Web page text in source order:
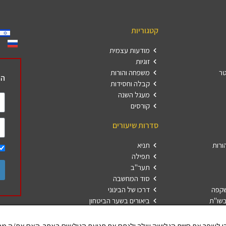
קטגוריות
מודעות עצמית
זוגיות
משפחה והורות
קבלה וחסידות
מעגל השנה
קורסים
סדרות שיעורים
תניא
תפילה
תער"ב
סוד המחשבה
דרכו של הבינוני
ביאורים בשער הביטחון